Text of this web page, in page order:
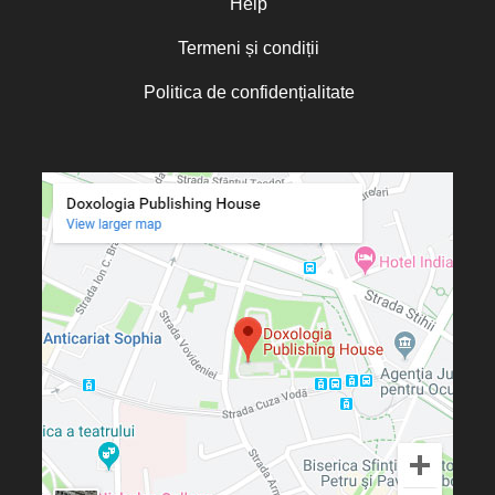
Help
Termeni și condiții
Politica de confidențialitate